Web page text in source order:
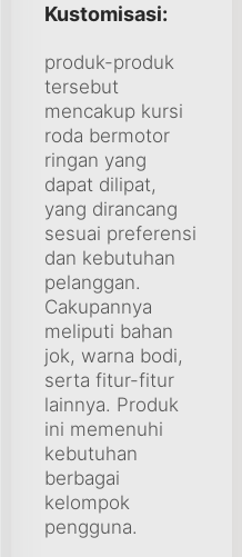
Kustomisasi:
produk-produk
tersebut
mencakup kursi
roda bermotor
ringan yang
dapat dilipat,
yang dirancang
sesuai preferensi
dan kebutuhan
pelanggan.
Cakupannya
meliputi bahan
jok, warna bodi,
serta fitur-fitur
lainnya. Produk
ini memenuhi
kebutuhan
berbagai
kelompok
pengguna.